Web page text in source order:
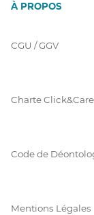
À PROPOS
CGU / GGV
Charte Click&Care
Code de
Mentions Légales